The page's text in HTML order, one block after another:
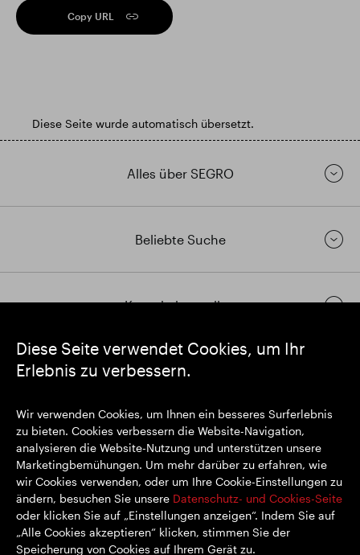
Diese Seite verwendet Cookies, um Ihr
Erlebnis zu verbessern.
Wir verwenden Cookies, um Ihnen ein besseres Surferlebnis
zu bieten. Cookies verbessern die Website-Navigation,
analysieren die Website-Nutzung und unterstützen unsere
Marketingbemühungen. Um mehr darüber zu erfahren, wie
wir Cookies verwenden, oder um Ihre Cookie-Einstellungen zu
ändern, besuchen Sie unsere Datenschutz- und Cookies-Seite
oder klicken Sie auf „Einstellungen anzeigen“. Indem Sie auf
„Alle Cookies akzeptieren“ klicken, stimmen Sie der
Speicherung von Cookies auf Ihrem Gerät zu.
Copy URL
Diese Seite wurde automatisch übersetzt.
Alles über SEGRO
Beliebte Suche
Kontakt herstellen
https://www.linkedin.com/
Eingetragener Sitz: 1 New Burlington Place, London W1S 2HR
Im Vereinigten Königreich registrierte Nr. 167591
Registrierungsort: England & Wales
© SEGRO 2022
Haftungsausschluss